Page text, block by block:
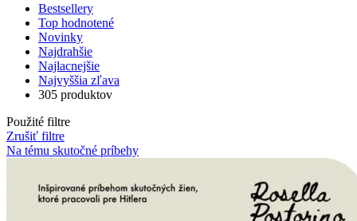
Bestsellery
Top hodnotené
Novinky
Najdrahšie
Najlacnejšie
Najvyššia zľava
305 produktov
Použité filtre
Zrušiť filtre
Na tému skutočné príbehy